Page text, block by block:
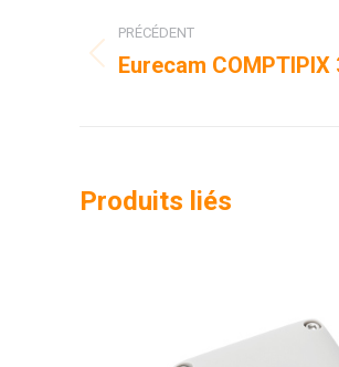
dePRÉCÉDENT
Onglet
Eurecam
Produits liés